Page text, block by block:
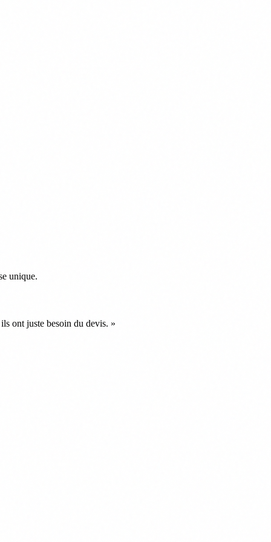
unique.
ont juste besoin du devis. »